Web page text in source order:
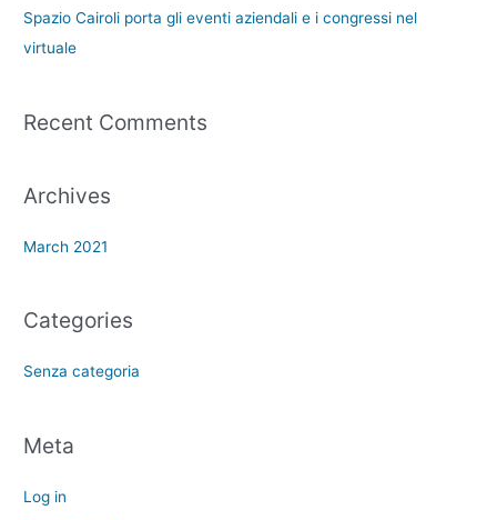
Spazio Cairoli porta gli eventi aziendali e i congressi nel
virtuale
Recent Comments
Archives
March 2021
Categories
Senza categoria
Meta
Log in